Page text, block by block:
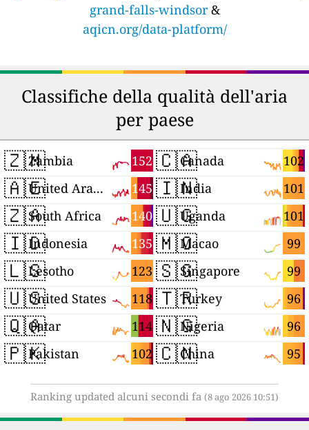
grand-falls-windsor&
aqicn.org/data-platform/
Classifiche della qualità dell'aria
per paese
🇿🇲 152
Zambia
🇦🇪 145
United Arab Emirates
🇿🇦 140
South Africa
🇮🇩 135
Indonesia
🇱🇸 123
Lesotho
🇺🇸 118
United States
🇶🇦 114
Qatar
🇵🇰 102
Pakistan
🇨🇦 102
Canada
🇮🇳 101
India
🇺🇬 101
Uganda
🇲🇴 99
Macao
🇸🇬 99
Singapore
🇹🇷 96
Turkey
🇳🇬 96
Nigeria
🇨🇳 95
China
Ranking updated alcuni secondi fa (8 ago 2026 10:51)